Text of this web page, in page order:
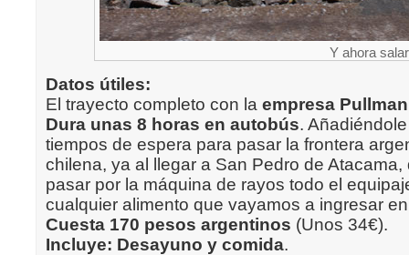
Y ahora
Datos útiles:
El trayecto completo con la empresa Pullman
Dura unas 8 horas en autobús.
tiempos de espera para pasar la frontera
chilena, ya al llegar a San Pedro de
pasar por la máquina de rayos todo el
cualquier alimento que vayamos a ingresar
Cuesta 170 pesos argentinos (Unos 34€).
Incluye: Desayuno y comida.